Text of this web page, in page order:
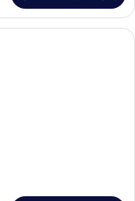
光布/窗簾、免費無線上網、